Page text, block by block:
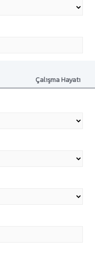
Çalışma Hayatı